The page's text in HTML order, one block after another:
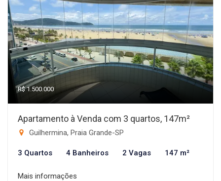
R$ 1.500.000
Apartamento à Venda com 3 quartos, 147m²
Guilhermina, Praia Grande-SP
3 Quartos 4 Banheiros 2 Vagas 147 m²
Mais informações